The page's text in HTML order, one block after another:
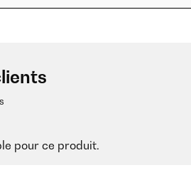
pour ce produit.